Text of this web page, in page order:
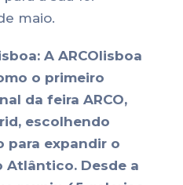
maio.
A ARCOlisboa
o primeiro
da feira ARCO,
escolhendo
para expandir o
Atlântico. Desde a